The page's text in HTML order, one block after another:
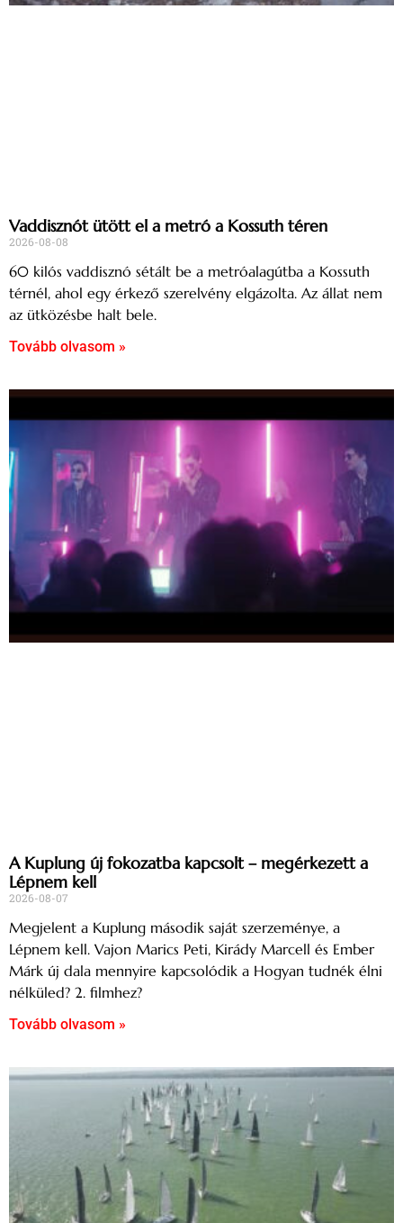
Vaddisznót ütött el a metró a Kossuth téren
2026-08-08
60 kilós vaddisznó sétált be a metróalagútba a Kossuth
térnél, ahol egy érkező szerelvény elgázolta. Az állat nem
az ütközésbe halt bele.
Tovább olvasom »
A Kuplung új fokozatba kapcsolt – megérkezett a
Lépnem kell
2026-08-07
Megjelent a Kuplung második saját szerzeménye, a
Lépnem kell. Vajon Marics Peti, Kirády Marcell és Ember
Márk új dala mennyire kapcsolódik a Hogyan tudnék élni
nélküled? 2. filmhez?
Tovább olvasom »